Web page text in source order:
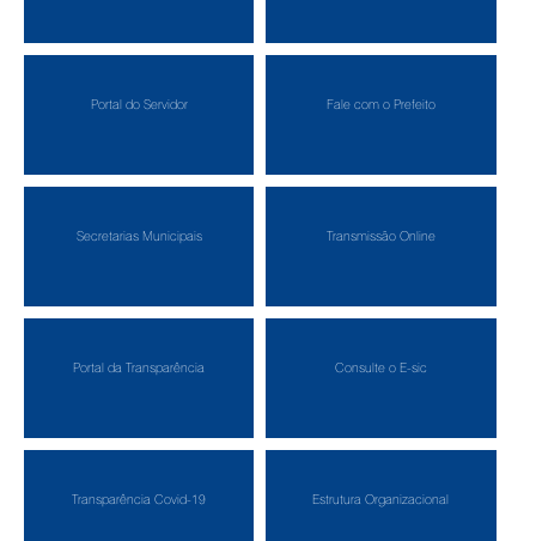
Portal do Servidor Fale com o Prefeito
Secretarias Municipais Transmissão Online
Portal da Transparência Consulte o E-sic
Transparência Covid-19 Estrutura Organizacional